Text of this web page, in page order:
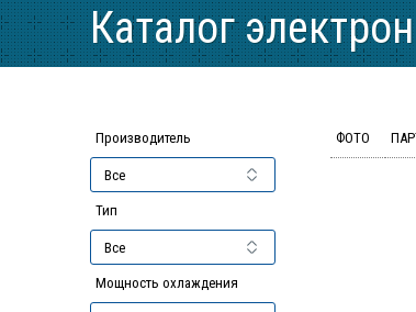
Каталог
Производитель
Тип
Мощность охлаждения
ФОТО